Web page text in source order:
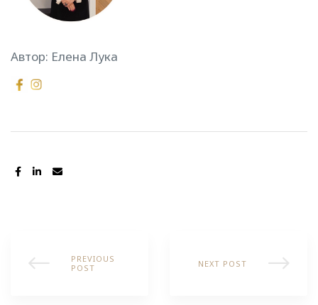
Автор: Елена Лука
SHARE:
PREVIOUS
POST
NEXT POST